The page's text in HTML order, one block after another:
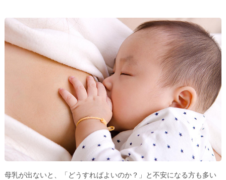
母乳が出ないと、「どうすればよいのか？」と不安になる方も多い